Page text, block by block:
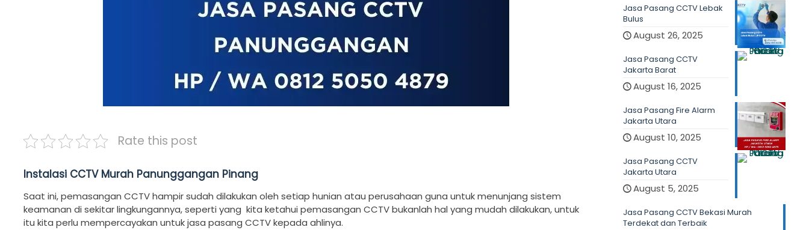
Rate this post
Instalasi CCTV Murah Panunggangan Pinang
Saat ini, pemasangan CCTV hampir sudah dilakukan oleh setiap hunian atau perusahaan guna untuk menunjang sistem
keamanan di sekitar lingkungannya, seperti yang kita ketahui pemasangan CCTV bukanlah hal yang mudah dilakukan, untuk
itu kita perlu mempercayakan untuk jasa pasang CCTV kepada ahlinya.
Jasa Pasang CCTV Lebak
Bulus
August 26, 2025
Jasa Pasang CCTV
Jakarta Barat
August 16, 2025
Jasa Pasang Fire Alarm
Jakarta Utara
August 10, 2025
Jasa Pasang CCTV
Jakarta Utara
August 5, 2025
Jasa Pasang CCTV Bekasi Murah
Terdekat dan Terbaik